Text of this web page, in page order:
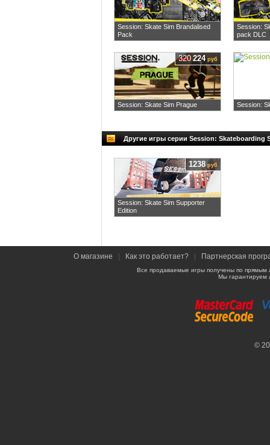
Session: Skate Sim Brandalised
Pack
Session:
pack DLC
Session: Skate Sim Prague
320 224руб
Session:
Другие игры серии Session: Skateboarding
Session: Skate Sim Supporter
Edition
1238 руб
О магазине Как это работает? Партнерская
Все продаваемые игры получены по
Мы гарантируем
©